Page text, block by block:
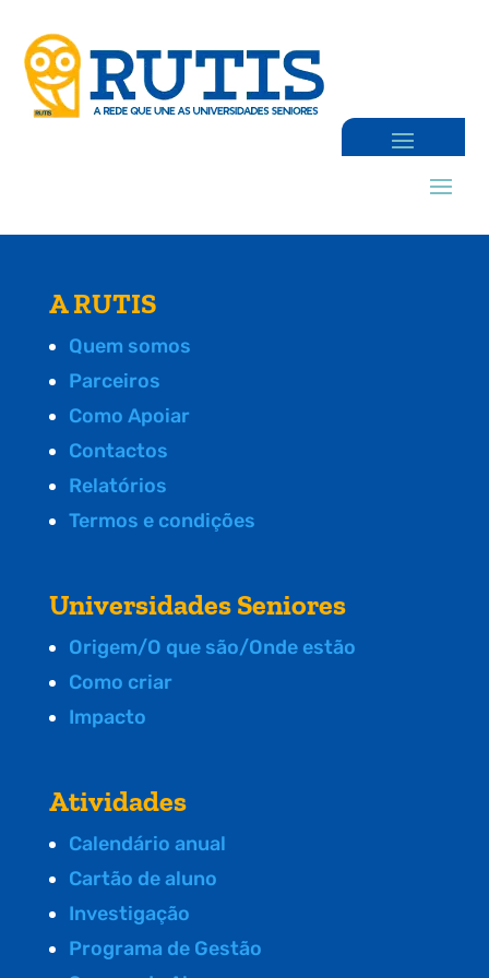
A RUTIS
Quem somos
Parceiros
Como Apoiar
Contactos
Relatórios
Termos e condições
Universidades Seniores
Origem/O que são/Onde estão
Como criar
Impacto
Atividades
Calendário anual
Cartão de aluno
Investigação
Programa de Gestão